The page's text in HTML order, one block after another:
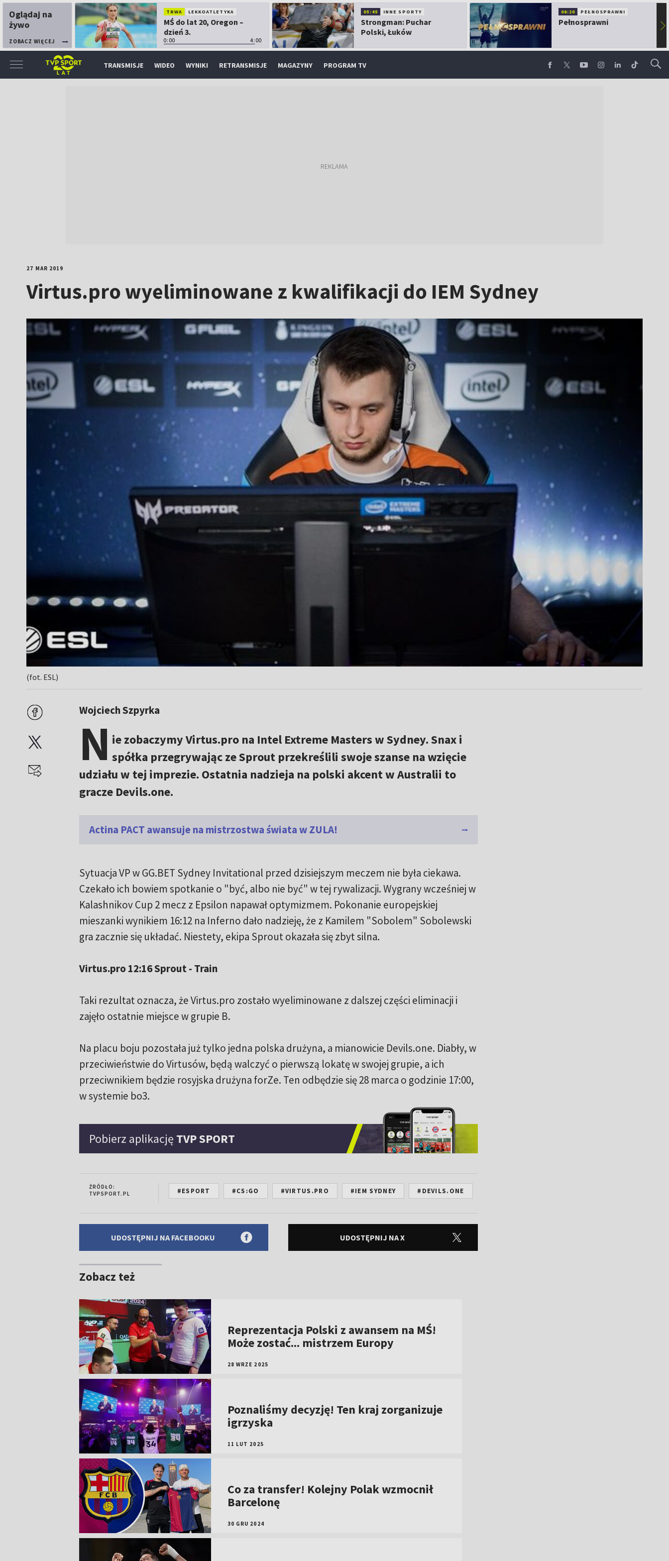
Oglądaj na
żywo
ZOBACZ WIĘCEJ
TRWA LEKKOATLETYKA
MŚ do lat 20, Oregon –
dzień 3.
0:00 4:00
05:45 INNE SPORTY
Strongman: Puchar
Polski, Łuków
06:20 PEŁNOSPRAWNI
Pełnosprawni ▶
TRANSMISJE WIDEO WYNIKI RETRANSMISJE MAGAZYNY PROGRAM TV
27 MAR 2019
Virtus.pro wyeliminowane z kwalifikacji do IEM Sydney
(fot. ESL)
Wojciech Szpyrka
N ie zobaczymy Virtus.pro na Intel Extreme Masters w Sydney. Snax i
spółka przegrywając ze Sprout przekreślili swoje szanse na wzięcie
udziału w tej imprezie. Ostatnia nadzieja na polski akcent w Australii to
gracze Devils.one.
Actina PACT awansuje na mistrzostwa świata w ZULA!
Sytuacja VP w GG.BET Sydney Invitational przed dzisiejszym meczem nie była ciekawa.
Czekało ich bowiem spotkanie o "być, albo nie być" w tej rywalizacji. Wygrany wcześniej w
Kalashnikov Cup 2 mecz z Epsilon napawał optymizmem. Pokonanie europejskiej
mieszanki wynikiem 16:12 na Inferno dało nadzieję, że z Kamilem "Sobolem" Sobolewski
gra zacznie się układać. Niestety, ekipa Sprout okazała się zbyt silna.
Virtus.pro 12:16 Sprout - Train
Taki rezultat oznacza, że Virtus.pro zostało wyeliminowane z dalszej części eliminacji i
zajęło ostatnie miejsce w grupie B.
Na placu boju pozostała już tylko jedna polska drużyna, a mianowicie Devils.one. Diabły, w
przeciwieństwie do Virtusów, będą walczyć o pierwszą lokatę w swojej grupie, a ich
przeciwnikiem będzie rosyjska drużyna forZe. Ten odbędzie się 28 marca o godzinie 17:00,
w systemie bo3.
Pobierz aplikację TVP SPORT
ŹRÓDŁO:
TVPSPORT.PL
#ESPORT #CS:GO #VIRTUS.PRO #IEM SYDNEY #DEVILS.ONE
UDOSTĘPNIJ NA FACEBOOKU UDOSTĘPNIJ NA X
Zobacz też
Reprezentacja Polski z awansem na MŚ!
Może zostać... mistrzem Europy
28 WRZE 2025
Poznaliśmy decyzję! Ten kraj zorganizuje
igrzyska
11 LUT 2025
Co za transfer! Kolejny Polak wzmocnił
Barcelonę
30 GRU 2024